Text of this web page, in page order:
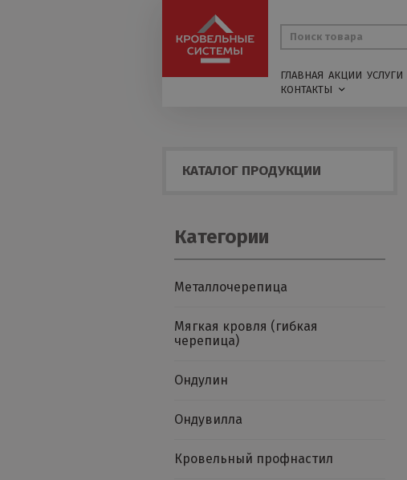
ГЛАВНАЯ АКЦИИ УСЛУГИ
КОНТАКТЫ
КАТАЛОГ ПРОДУКЦИИ
Категории
Металлочерепица
Мягкая кровля (гибкая
черепица)
Ондулин
Ондувилла
Кровельный профнастил